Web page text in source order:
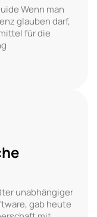
Wenn man
glauben darf,
für die
unabhängiger
gab heute